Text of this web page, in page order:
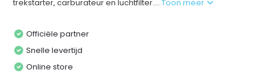
trekstarter, carburateur en luchtfilter....Toon meer
Officiële partner
Snelle levertijd
Online store